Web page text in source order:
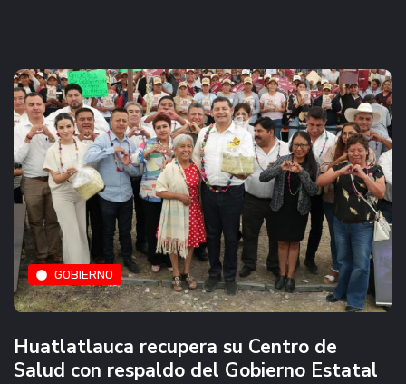
GOBIERNO
Huatlatlauca recupera su Centro de
Salud con respaldo del Gobierno Estatal